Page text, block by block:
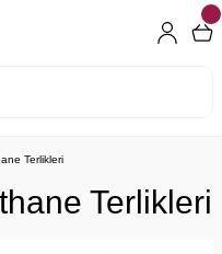
Terlikleri
Terlikleri